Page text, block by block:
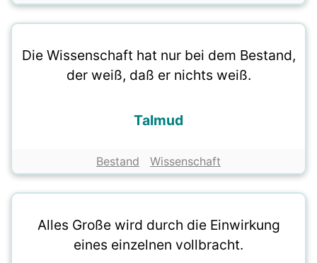
Die Wissenschaft hat nur bei dem Bestand,
der weiß, daß er nichts weiß.
Talmud
Bestand Wissenschaft
Alles Große wird durch die Einwirkung
eines einzelnen vollbracht.